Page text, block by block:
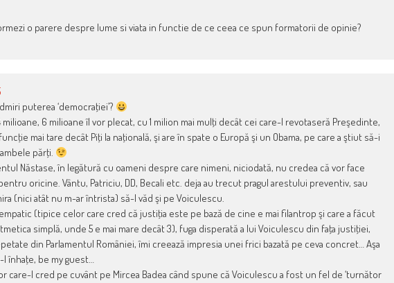
o parere despre lume si viata in functie de ce ceea ce spun formatorii de opinie?
puterea ‘democraţiei’?
6 milioane îl vor plecat, cu 1 milion mai mulţi decât cei care-l revotaseră Preşedinte,
mai tare decât Piţi la naţională, şi are în spate o Europă şi un Obama, pe care a ştiut să-i
părţi.
Năstase, în legătură cu oameni despre care nimeni, niciodată, nu credea că vor face
oricine. Vântu, Patriciu, DD, Becali etc. deja au trecut pragul arestului preventiv, sau
(nici atât nu m-ar întrista) să-l văd şi pe Voiculescu.
(tipice celor care cred că justiţia este pe bază de cine e mai filantrop şi care a făcut
simplă, unde 5 e mai mare decât 3), fuga disperată a lui Voiculescu din faţa justiţiei,
din Parlamentul României, îmi creează impresia unei frici bazată pe ceva concret… Aşa
l înhaţe, be my guest…
care-l cred pe cuvânt pe Mircea Badea când spune că Voiculescu a fost un fel de ‘turnător